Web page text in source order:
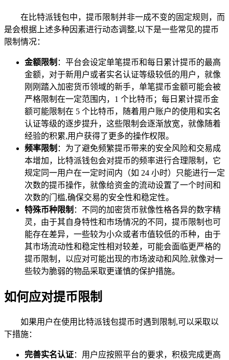
在比特派钱包中，提币限制并非一成不变的固定规则，而
是会根据上述多种因素进行动态调整,以下是一些常见的提币
限制情况：
金额限制 ：平台会设定单笔提币和每日累计提币的最高
金额，对于新用户或者实名认证等级较低的用户，就像
刚刚踏入加密货币领域的新手，单笔提币金额可能会被
严格限制在一定范围内，1 个比特币；每日累计提币金
额可能限制在 5 个比特币，随着用户账户的使用和实名
认证等级的逐步提升，这些限制会逐渐放宽，就像随着
经验的积累,用户获得了更多的操作权限。
频率限制 ：为了避免频繁提币带来的安全风险和交易成
本增加，比特派钱包会对提币的频率进行合理限制，它
规定同一用户在一定时间内（如 24 小时）只能进行一定
次数的提币操作，就像给资金的流动设置了一个时间和
次数的门槛,确保交易的安全性和稳定性。
特殊币种限制 ：不同的加密货币就像性格各异的数字精
灵，由于其自身特性和市场情况的不同，提币限制也可
能存在差异，一些较为小众或者市值较低的币种，由于
其市场流动性和稳定性相对较差，可能会面临更严格的
提币限制，以应对可能出现的市场波动和风险,就像对一
些较为脆弱的物品采取更谨慎的保护措施。
如何应对提币限制
如果用户在使用比特派钱包提币时遇到限制,可以采取以
下措施：
完善实名认证：用户应按照平台的要求，积极完成更高